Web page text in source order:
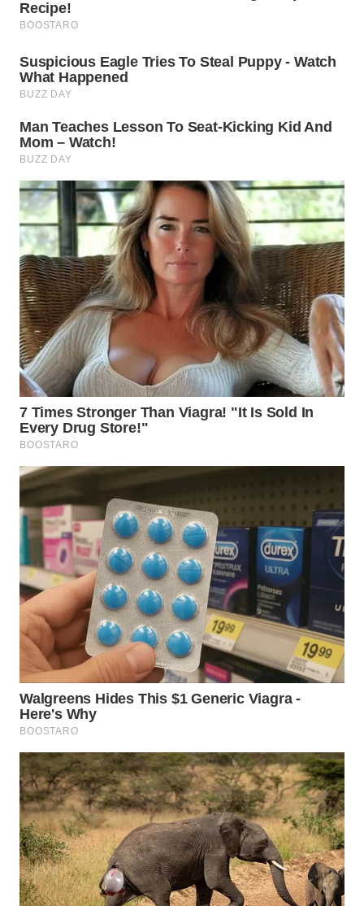
WN
WN
JOGJA
WN
JATIM
WN
BALI
WN
KALBAR
WN
KALTENG
WN
KALTARA
WN
WN
KALTIM
WN
SULSEL
WN
GORONTALO
WN
SULUT
MALUKU
WN
MALUT
WN
DAIRI